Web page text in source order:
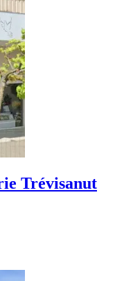
Trévisanut